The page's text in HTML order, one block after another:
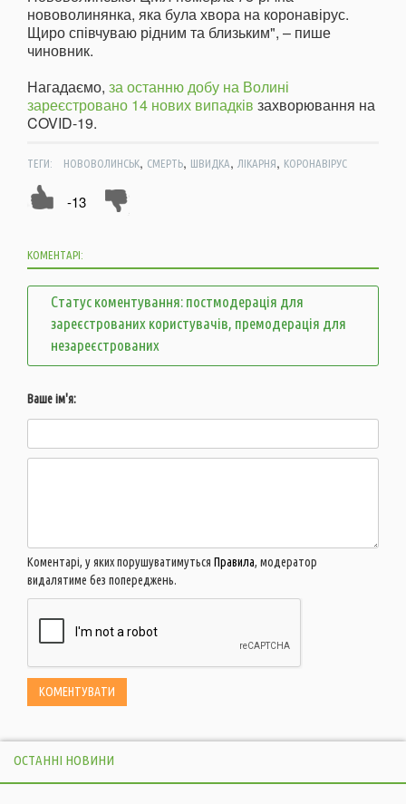
нововолинянка, яка була хвора на коронавірус.
Щиро співчуваю рідним та близьким", – пише
чиновник.
Нагадаємо, за останню добу на Волині
зареєстровано 14 нових випадків захворювання на
COVID-19.
ТЕГИ: НОВОВОЛИНСЬК, СМЕРТЬ, ШВИДКА, ЛІКАРНЯ, КОРОНАВІРУС
-13
КОМЕНТАРІ:
Статус коментування: постмодерація для
зареєстрованих користувачів, премодерація для
незареєстрованих
Ваше ім'я:
Коментарі, у яких порушуватимуться Правила, модератор
видалятиме без попереджень.
ОСТАННІ НОВИНИ